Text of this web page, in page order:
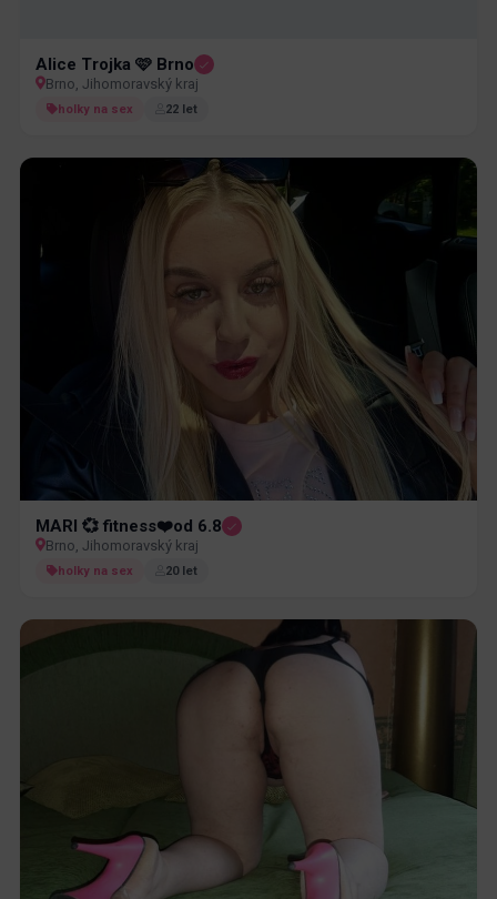
Alice Trojka 🩷 Brno
Brno, Jihomoravský kraj
holky na sex 22 let
MARI 💞 fitness❤️od 6.8
Brno, Jihomoravský kraj
holky na sex 20 let